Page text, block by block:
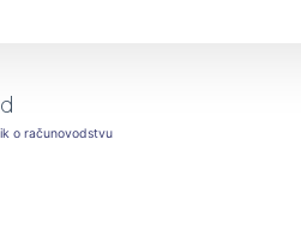
o računovodstvu